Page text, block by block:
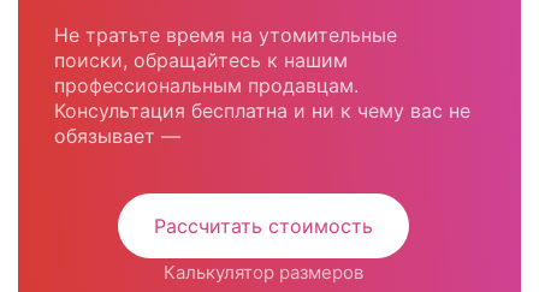
Не тратьте время на утомительные
поиски, обращайтесь к нашим
профессиональным продавцам.
Консультация бесплатна и ни к чему вас не
обязывает —
Рассчитать стоимость
Калькулятор размеров